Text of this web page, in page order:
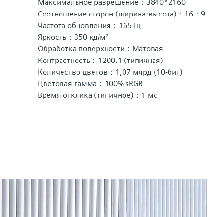
Максимальное разрешение：3840*2160
Соотношение сторон (ширина:высота)：16：9
Частота обновления：165 Гц
Яркость：350 кд/м²
Обработка поверхности：Матовая
Контрастность：1200:1 (типичная)
Количество цветов：1,07 млрд (10-бит)
Цветовая гамма：100% sRGB
Время отклика (типичное)：1 мс